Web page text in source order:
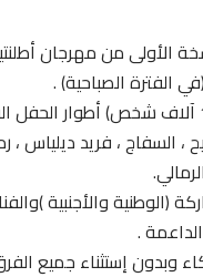
فعاليات النسخة الأولى من
الصباحية) .
وفي الفترة المسائية ، تابع جمهور غفير (قدر
، السفاج ، فريد ديلياس
والأجنبية
.
وبدون إستثناء جميع